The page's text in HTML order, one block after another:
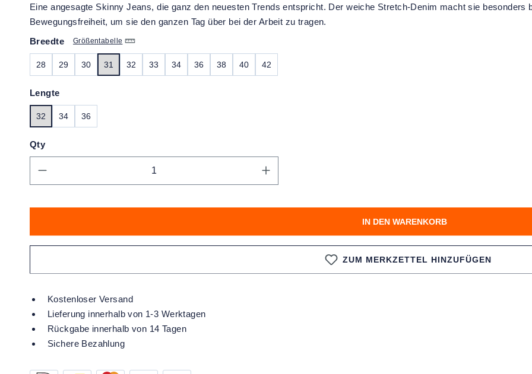
Eine angesagte Skinny Jeans, die ganz den neuesten Trends entspricht. Der weiche Stretch-Denim macht sie
Bewegungsfreiheit, um sie den ganzen Tag über bei der Arbeit zu tragen.
Größentabelle
Breedte
28 29 30 31 32 33 34 36 38 40 42
Lengte
32 34 36
Qty
Produkt Anzahl: Gib den gewünschten Wert ein oder benutze die
IN DEN WARENKORB
ZUM MERKZETTEL HINZUFÜGEN
Kostenloser Versand
Lieferung innerhalb von 1-3 Werktagen
Rückgabe innerhalb von 14 Tagen
Sichere Bezahlung